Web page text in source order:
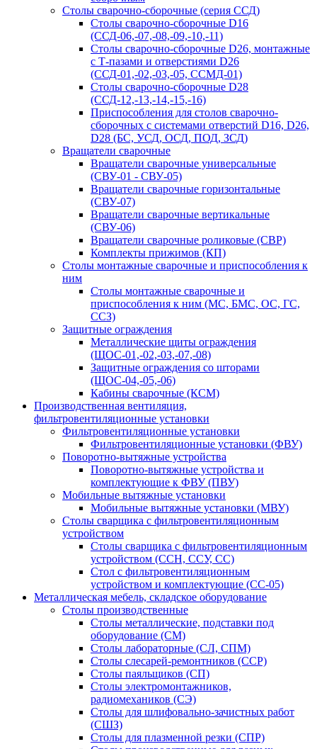
Столы сварочно-сборочные (серия ССД)
Столы сварочно-сборочные D16
(ССД-06,-07,-08,-09,-10,-11)
Столы сварочно-сборочные D26, монтажные
с Т-пазами и отверстиями D26
(ССД-01,-02,-03,-05, ССМД-01)
Столы сварочно-сборочные D28
(ССД-12,-13,-14,-15,-16)
Приспособления для столов сварочно-
сборочных с системами отверстий D16, D26,
D28 (БС, УСД, ОСД, ПОД, ЗСД)
Вращатели сварочные
Вращатели сварочные универсальные
(СВУ-01 - СВУ-05)
Вращатели сварочные горизонтальные
(СВУ-07)
Вращатели сварочные вертикальные
(СВУ-06)
Вращатели сварочные роликовые (СВР)
Комплекты прижимов (КП)
Столы монтажные сварочные и приспособления к
ним
Столы монтажные сварочные и
приспособления к ним (МС, БМС, ОС, ГС,
ССЗ)
Защитные ограждения
Металлические щиты ограждения
(ЩОС-01,-02,-03,-07,-08)
Защитные ограждения со шторами
(ЩОС-04,-05,-06)
Кабины сварочные (КСМ)
Производственная вентиляция,
фильтровентиляционные установки
Фильтровентиляционные установки
Фильтровентиляционные установки (ФВУ)
Поворотно-вытяжные устройства
Поворотно-вытяжные устройства и
комплектующие к ФВУ (ПВУ)
Мобильные вытяжные установки
Мобильные вытяжные установки (МВУ)
Столы сварщика с фильтровентиляционным
устройством
Столы сварщика с фильтровентиляционным
устройством (ССН, ССУ, СС)
Стол с фильтровентиляционным
устройством и комплектующие (СС-05)
Металлическая мебель, складское оборудование
Столы производственные
Столы металлические, подставки под
оборудование (СМ)
Столы лабораторные (СЛ, СПМ)
Столы слесарей-ремонтников (ССР)
Столы паяльщиков (СП)
Столы электромонтажников,
радиомехаников (СЭ)
Столы для шлифовально-зачистных работ
(СШЗ)
Столы для плазменной резки (СПР)